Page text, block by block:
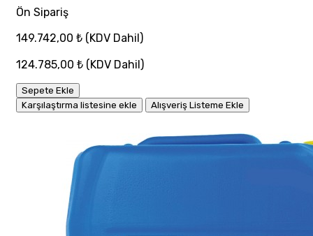
Ön Sipariş
149.742,00 ₺ (KDV Dahil)
124.785,00 ₺ (KDV Dahil)
Sepete Ekle
Karşılaştırma listesine ekle
Alışveriş Listeme Ekle